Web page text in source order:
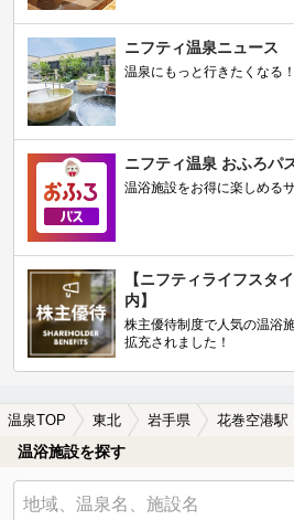
ニフティ温泉ニュース
温泉にもっと行きたくなる
ニフティ温泉 おふろパ
温浴施設をお得に楽しめる
【ニフティライフスタ
内】
株主優待制度で人気の温浴
拡充されました！
温泉TOP 東北 岩手県 花巻空港駅
温浴施設を探す